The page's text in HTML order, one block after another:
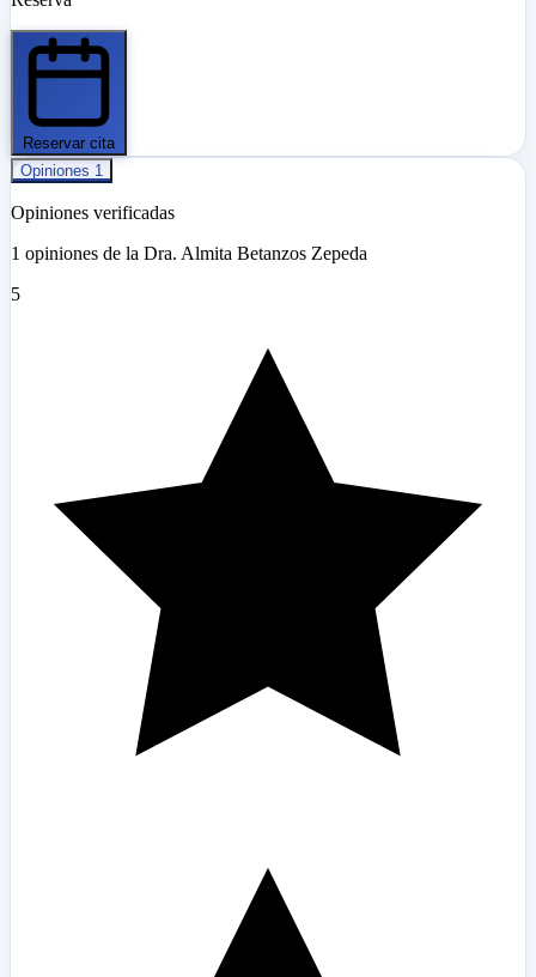
Reservar cita
Opiniones 1
Opiniones verificadas
1 opiniones de la Dra. Almita Betanzos Zepeda
5